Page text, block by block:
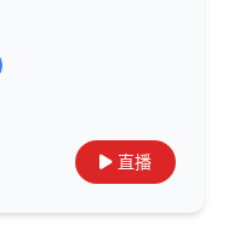
直播